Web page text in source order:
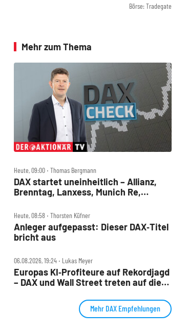
Börse: Tradegate
Mehr zum Thema
Heute, 09:00 ‧ Thomas Bergmann
DAX startet uneinheitlich – Allianz,
Brenntag, Lanxess, Munich Re,
Heute, 08:58 ‧ Thorsten Küfner
Anleger aufgepasst: Dieser DAX‑Titel
bricht aus
06.08.2026, 19:24 ‧ Lukas Meyer
Europas KI‑Profiteure auf Rekordjagd
– DAX und Wall Street treten auf die
Mehr DAX Empfehlungen